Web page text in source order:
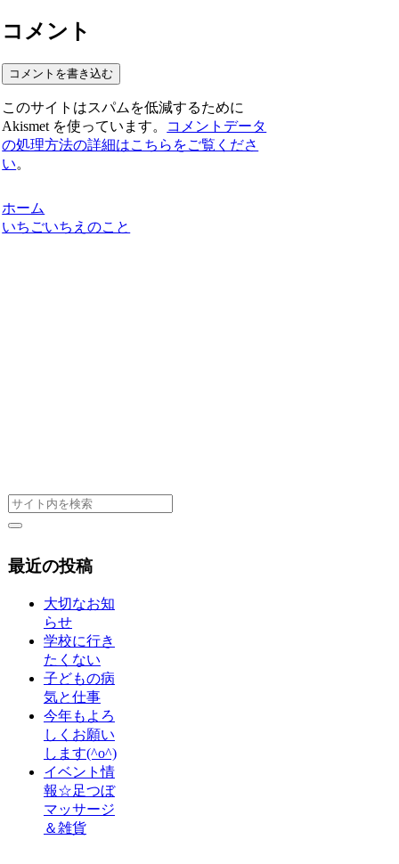
コメント
コメントを書き込む
このサイトはスパムを低減するために
Akismet を使っています。
コメントデータ
の処理方法の詳細はこちらをご覧くださ
い。
ホーム
いちごいちえのこと
最近の投稿
大切なお知
らせ
学校に行き
たくない
子どもの病
気と仕事
今年もよろ
しくお願い
します(^o^)
イベント情
報☆足つぼ
マッサージ
＆雑貨